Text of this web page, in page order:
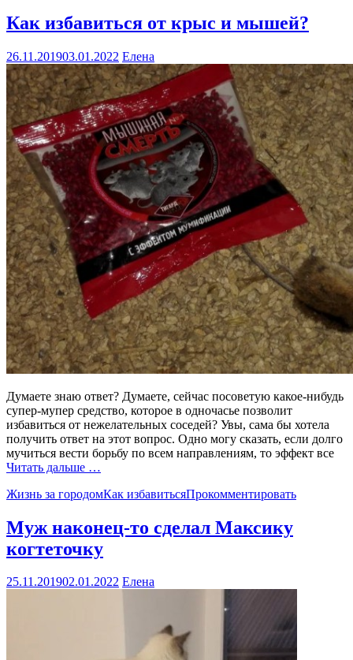
Как избавиться от крыс и мышей?
26.11.201903.01.2022 Елена
Думаете знаю ответ? Думаете, сейчас посоветую какое-нибудь
супер-мупер средство, которое в одночасье позволит
избавиться от нежелательных соседей? Увы, сама бы хотела
получить ответ на этот вопрос. Одно могу сказать, если долго
мучиться вести борьбу по всем направлениям, то эффект все
Читать дальше …
Жизнь за городомКак избавитьсяПрокомментировать
Муж наконец-то сделал Максику
когтеточку
25.11.201902.01.2022 Елена